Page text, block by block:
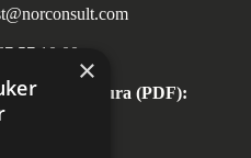
57 10 00
faktura (PDF):
×